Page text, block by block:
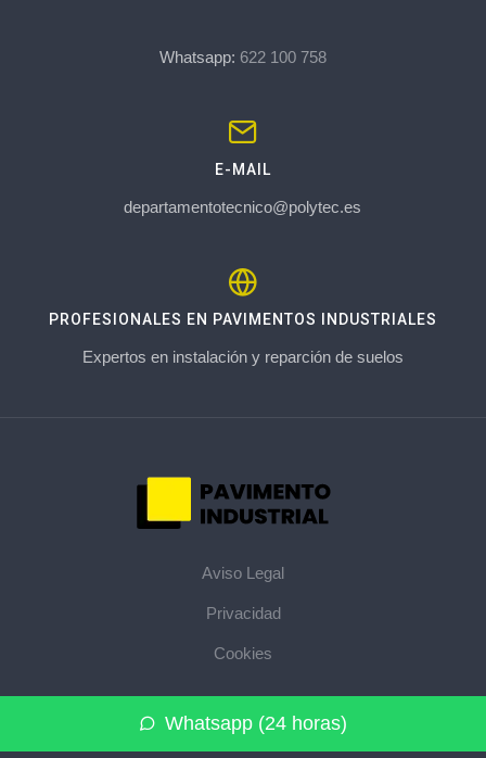
Whatsapp (24 horas)
Whatsapp: 622 100 758
E-MAIL
departamentotecnico@polytec.es
PROFESIONALES EN PAVIMENTOS INDUSTRIALES
Expertos en instalación y reparción de suelos
Aviso Legal
Privacidad
Cookies
© 2026 pavimentoindustrial.pro · La web de pavimentos
industriales de su provincia · Mapa del sitio